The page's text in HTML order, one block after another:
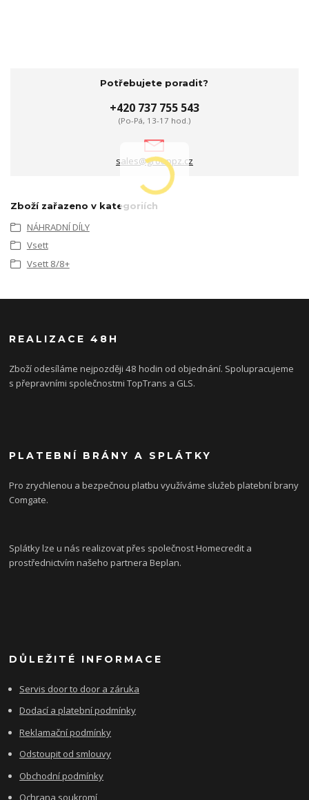
Potřebujete poradit?
+420 737 755 543
(Po-Pá, 13-17 hod.)
sales@grouppz.cz
Zboží zařazeno v kategoriích
NÁHRADNÍ DÍLY
Vsett
Vsett 8/8+
REALIZACE 48H
Zboží odesíláme nejpozději 48 hodin od objednání. Spolupracujeme
s přepravními společnostmi TopTrans a GLS.
PLATEBNÍ BRÁNY A SPLÁTKY
Pro zrychlenou a bezpečnou platbu využíváme služeb platební brany
Comgate.
Splátky lze u nás realizovat přes společnost Homecredit a
prostřednictvím našeho partnera Beplan.
DŮLEŽITÉ INFORMACE
Servis door to door a záruka
Dodací a platební podmínky
Reklamační podmínky
Odstoupit od smlouvy
Obchodní podmínky
Ochrana soukromí